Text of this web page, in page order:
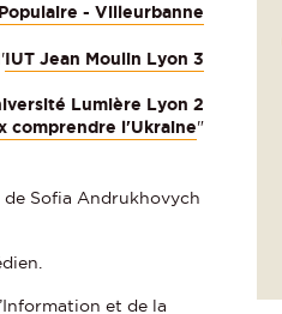
- Villeurbanne
IUT Jean Moulin Lyon 3
Lumière Lyon 2
comprendre l'Ukraine"
Sofia Andrukhovych
et de la